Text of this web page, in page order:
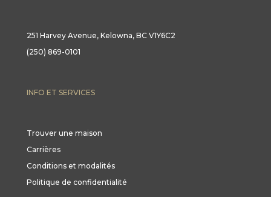
251 Harvey Avenue, Kelowna, BC V1Y6C2
(250) 869-0101
INFO ET SERVICES
Trouver une maison
Carrières
Conditions et modalités
Politique de confidentialité